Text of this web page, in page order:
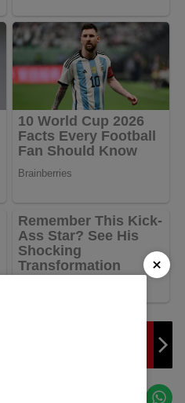
×